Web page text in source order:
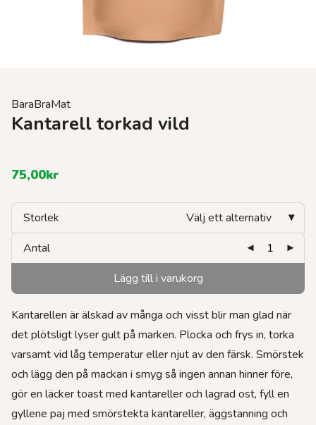
BaraBraMat
Kantarell torkad vild
75,00kr
Storlek
Välj ett alternativ
Antal
Lägg till i varukorg
Kantarellen är älskad av många och visst blir man glad när
det plötsligt lyser gult på marken. Plocka och frys in, torka
varsamt vid låg temperatur eller njut av den färsk. Smörstek
och lägg den på mackan i smyg så ingen annan hinner före,
gör en läcker toast med kantareller och lagrad ost, fyll en
gyllene paj med smörstekta kantareller, äggstanning och